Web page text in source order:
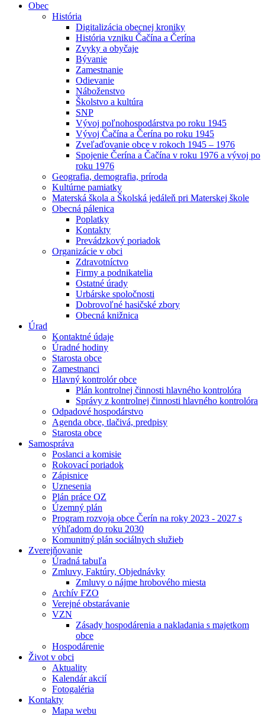
Obec
História
Digitalizácia obecnej kroniky
História vzniku Čačína a Čerína
Zvyky a obyčaje
Bývanie
Zamestnanie
Odievanie
Náboženstvo
Školstvo a kultúra
SNP
Vývoj poľnohospodárstva po roku 1945
Vývoj Čačína a Čerína po roku 1945
Zveľaďovanie obce v rokoch 1945 – 1976
Spojenie Čerína a Čačína v roku 1976 a vývoj po
roku 1976
Geografia, demografia, príroda
Kultúrne pamiatky
Materská škola a Školská jedáleň pri Materskej škole
Obecná pálenica
Poplatky
Kontakty
Prevádzkový poriadok
Organizácie v obci
Zdravotníctvo
Firmy a podnikatelia
Ostatné úrady
Urbárske spoločnosti
Dobrovoľné hasičské zbory
Obecná knižnica
Úrad
Kontaktné údaje
Úradné hodiny
Starosta obce
Zamestnanci
Hlavný kontrolór obce
Plán kontrolnej činnosti hlavného kontrolóra
Správy z kontrolnej činnosti hlavného kontrolóra
Odpadové hospodárstvo
Agenda obce, tlačivá, predpisy
Starosta obce
Samospráva
Poslanci a komisie
Rokovací poriadok
Zápisnice
Uznesenia
Plán práce OZ
Územný plán
Program rozvoja obce Čerín na roky 2023 - 2027 s
výhľadom do roku 2030
Komunitný plán sociálnych služieb
Zverejňovanie
Úradná tabuľa
Zmluvy, Faktúry, Objednávky
Zmluvy o nájme hrobového miesta
Archív FZO
Verejné obstarávanie
VZN
Zásady hospodárenia a nakladania s majetkom
obce
Hospodárenie
Život v obci
Aktuality
Kalendár akcií
Fotogaléria
Kontakty
Mapa webu